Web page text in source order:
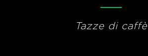
Tazze di caffè